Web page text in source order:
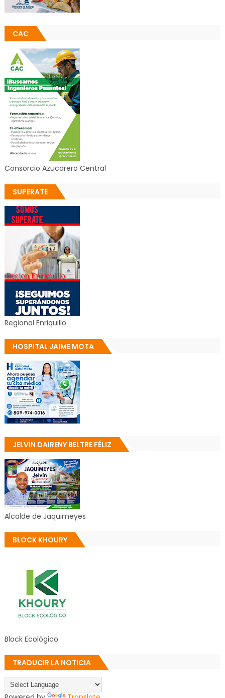
CAC
Consorcio Azucarero Central
SUPERATE
Regional Enriquillo
HOSPITAL JAIME MOTA
JELVIN DAIRENY BELTRE FÉLIZ
Alcalde de Jaquimeyes
BLOCK KHOURY
Block Ecológico
TRADUCIR LA NOTICIA